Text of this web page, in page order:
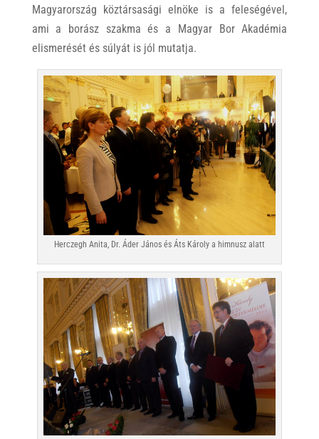
Magyarország köztársasági elnöke is a feleségével,
ami a borász szakma és a Magyar Bor Akadémia
elismerését és súlyát is jól mutatja.
Herczegh Anita, Dr. Áder János és Áts Károly a himnusz alatt